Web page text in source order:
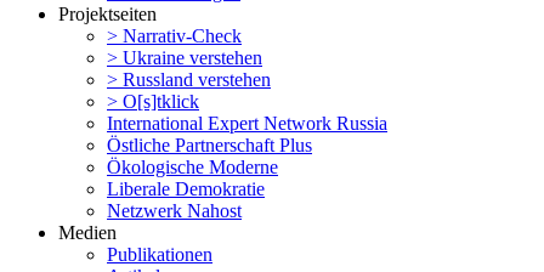
Projekt­seiten
> Narrativ-Check
> Ukraine verstehen
> Russland verstehen
> O[s]tklick
Inter­na­tional Expert Network Russia
Östliche Partner­schaft Plus
Ökolo­gische Moderne
Liberale Demokratie
Netzwerk Nahost
Medien
Publi­ka­tionen